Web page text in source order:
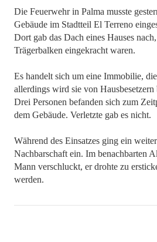
Die Feuerwehr in Palma musste
Gebäude im Stadtteil El Terreno
Dort gab das Dach eines Hauses
Trägerbalken eingekracht waren.
Es handelt sich um eine Immobilie,
allerdings wird sie von Hausbesetzern
Drei Personen befanden sich zum
dem Gebäude. Verletzte gab es nicht.
Während des Einsatzes ging ein
Nachbarschaft ein. Im benachbarten
Mann verschluckt, er drohte zu
werden.